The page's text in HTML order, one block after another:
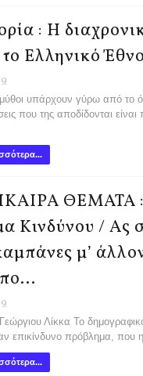
: H
το Ελληνικό
υπάρχουν γύρω από το
που της αποδίδονται
ΘΕΜΑΤΑ
Κινδύνου / Ας
μ’
Λίκκα Το
επικίνδυνο πρόβλημα,